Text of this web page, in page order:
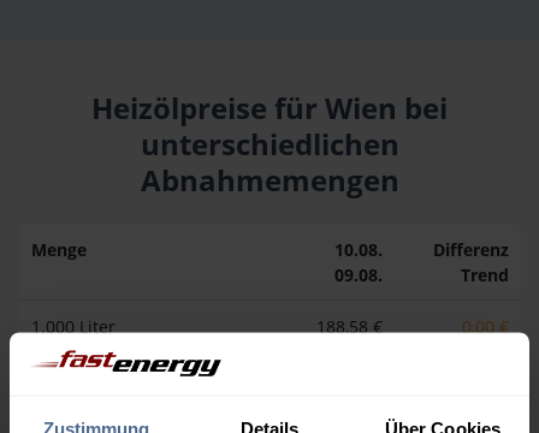
Zustimmung Details Über Cookies
Heizölpreise für Wien bei
unterschiedlichen
Abnahmemengen
Menge
10.08.
09.08.
Differenz
Trend
1.000 Liter
188,58 €
0,00 €